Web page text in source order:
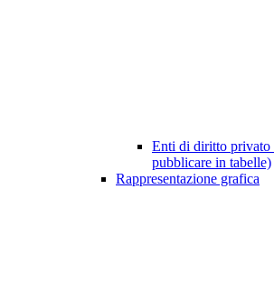
Enti di diritto privato
pubblicare in tabelle)
Rappresentazione grafica